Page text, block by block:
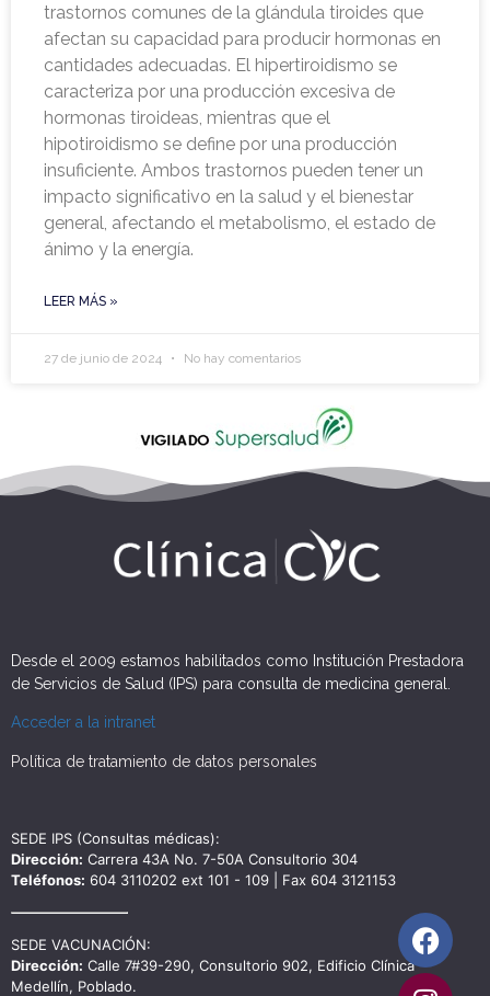
trastornos comunes de la glándula tiroides que
afectan su capacidad para producir hormonas en
cantidades adecuadas. El hipertiroidismo se
caracteriza por una producción excesiva de
hormonas tiroideas, mientras que el
hipotiroidismo se define por una producción
insuficiente. Ambos trastornos pueden tener un
impacto significativo en la salud y el bienestar
general, afectando el metabolismo, el estado de
ánimo y la energía.
LEER MÁS »
27 de junio de 2024 No hay comentarios
Desde el 2009 estamos habilitados como Institución Prestadora
de Servicios de Salud (IPS) para consulta de medicina general.
Acceder a la intranet
Política de tratamiento de datos personales
SEDE IPS (Consultas médicas):
Dirección: Carrera 43A No. 7-50A Consultorio 304
Teléfonos: 604 3110202 ext 101 - 109 | Fax 604 3121153
SEDE VACUNACIÓN:
Dirección: Calle 7#39-290, Consultorio 902, Edificio Clínica
Medellín, Poblado.